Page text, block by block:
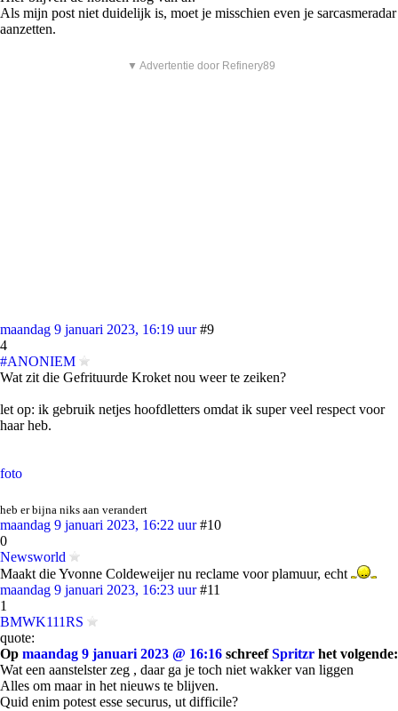
Als mijn post niet duidelijk is, moet je misschien even je sarcasmeradar
aanzetten.
▼ Advertentie door Refinery89
maandag 9 januari 2023, 16:19 uur #9
4
#ANONIEM
Wat zit die Gefrituurde Kroket nou weer te zeiken?
let op: ik gebruik netjes hoofdletters omdat ik super veel respect voor
haar heb.
foto
heb er bijna niks aan verandert
maandag 9 januari 2023, 16:22 uur #10
0
Newsworld
Maakt die Yvonne Coldeweijer nu reclame voor plamuur, echt
maandag 9 januari 2023, 16:23 uur #11
1
BMWK111RS
quote:
Op maandag 9 januari 2023 @ 16:16 schreefSpritzr het volgende:
Wat een aanstelster zeg , daar ga je toch niet wakker van liggen
Alles om maar in het nieuws te blijven.
Quid enim potest esse securus, ut difficile?